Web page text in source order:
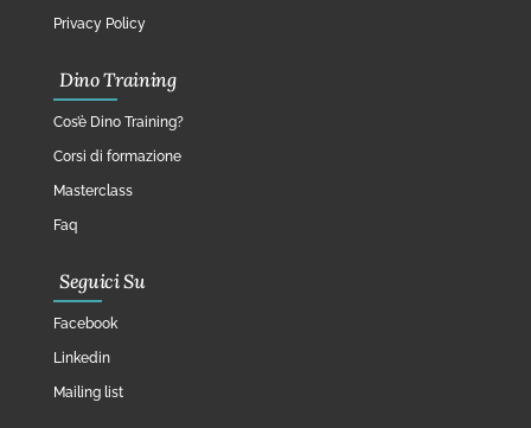
Privacy Policy
Dino Training
Cos’è Dino Training?
Corsi di formazione
Masterclass
Faq
Seguici Su
Facebook
Linkedin
Mailing list